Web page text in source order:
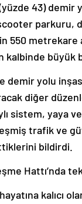
43) demir
parkuru,
550 metrekare
büyük
demir yolu
diğer
sistem, yaya
trafik ve
bildirdi.
Hattı’nda
kalıcı